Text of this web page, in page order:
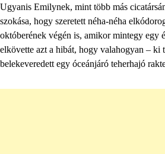
Ugyanis Emilynek, mint több más
szokása, hogy szeretett néha-néha
októberének végén is, amikor mintegy egy
elkövette azt a hibát, hogy valahogyan – ki
belekeveredett egy óceánjáró teherhajó